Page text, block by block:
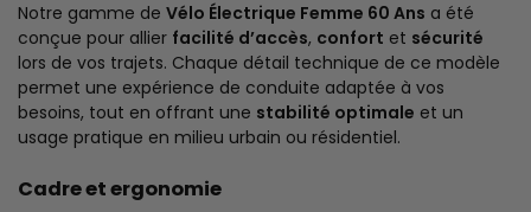
Notre gamme de Vélo Électrique Femme 60 Ans a été
conçue pour allier facilité d’accès, confort et sécurité
lors de vos trajets. Chaque détail technique de ce modèle
permet une expérience de conduite adaptée à vos
besoins, tout en offrant une stabilité optimale et un
usage pratique en milieu urbain ou résidentiel.
Cadre et ergonomie